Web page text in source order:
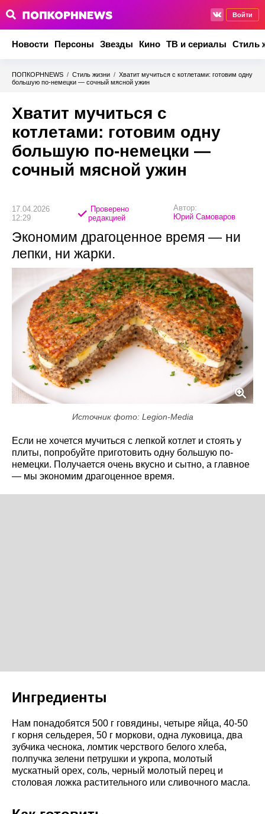
Войти
Новости Персоны Звезды Кино ТВ и сериалы Стиль
ПОПКОРНNEWS / Стиль жизни / Хватит мучиться с котлетами: готовим одну
большую по-немецки — сочный мясной ужин
Хватит мучиться с
котлетами: готовим одну
большую по-немецки —
сочный мясной ужин
17.04.2026
12:29
Проверено
редакцией
Автор:
Юрий Самоваров
Экономим драгоценное время — ни
лепки, ни жарки.
Источник фото: Legion-Media
Если не хочется мучиться с лепкой котлет и стоять у
плиты, попробуйте приготовить одну большую по-
немецки. Получается очень вкусно и сытно, а главное
— мы экономим драгоценное время.
Ингредиенты
Нам понадобятся 500 г говядины, четыре яйца, 40-50
г корня сельдерея, 50 г моркови, одна луковица, два
зубчика чеснока, ломтик черствого белого хлеба,
полпучка зелени петрушки и укропа, молотый
мускатный орех, соль, черный молотый перец и
столовая ложка растительного или сливочного масла.